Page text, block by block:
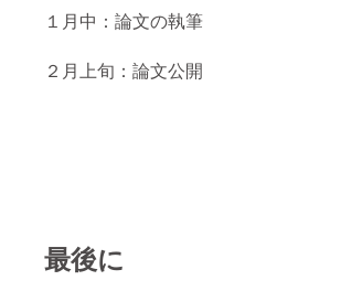
１月中：論文の執筆
２月上旬：論文公開
最後に